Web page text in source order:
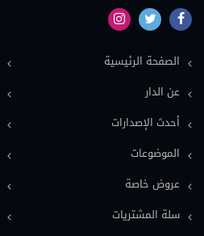
نماذج دعاوى ونماذج عقود (16)
دولي خاص (13)
معاجم قانونية (11)
فلسفة قانون (9)
الصفحة الرئيسية
عن الدار
أحدث الإصدارات
الموضوعات
عروض خاصة
سلة المشتريات